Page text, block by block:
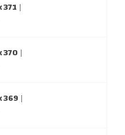
371 |
370 |
369 |